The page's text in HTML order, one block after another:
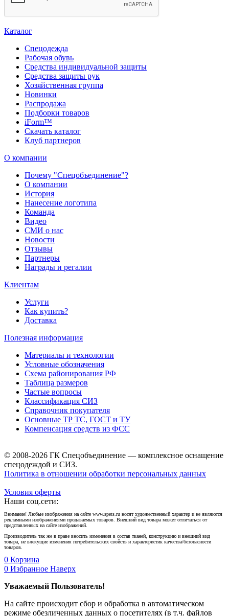
Каталог
Спецодежда
Рабочая обувь
Средства индивидуальной защиты
Средства защиты рук
Хозяйственная группа
Новинки
Распродажа
Подборки товаров
iForm™
Скачать каталог
Клуб партнеров
О компании
Почему "Спецобъединение"?
О компании
История
Нанесение логотипа
Команда
Видео
СМИ о нас
Новости
Отзывы
Партнеры
Награды и регалии
Клиентам
Услуги
Как купить?
Доставка
Полезная информация
Материалы и технологии
Условные обозначения
Схема районирования РФ
Таблица размеров
Частые вопросы
Классификация СИЗ
Справочник покупателя
Основные ТР ТС, ГОСТ и ТУ
Компенсация средств из ФСС
© 2008-2026 ГК Спецобъединение — комплексное оснащение
спецодеждой и СИЗ.
Политика в отношении обработки персональных данных
Условия оферты
Наши соц.сети:
Внимание! Любые изображения на сайте www.spets.ru носят художественный характер и не являются
рекламными изображениями продаваемых товаров. Внешний вид товара может отличаться от
представленных на сайте изображений.
Производитель так же в праве вносить изменения в состав тканей, конструкцию и внешний вид
товара, не влекущие изменения потребительских свойств и характеристик качества/безопасности
товаров.
0 Корзина
0 Избранное Наверх
Уважаемый Пользователь!
На сайте происходит сбор и обработка в автоматическом
режиме обезличенных данных о посетителях (в т.ч. файлов